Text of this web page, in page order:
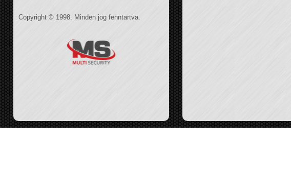
Copyright © 1998. Minden jog fenntartva.